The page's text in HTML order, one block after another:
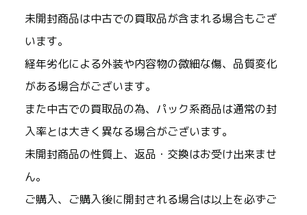
未開封商品は中古での買取品が含まれる場合もござ
います。
経年劣化による外装や内容物の微細な傷、品質変化
がある場合がございます。
また中古での買取品の為、パック系商品は通常の封
入率とは大きく異なる場合がございます。
未開封商品の性質上、返品・交換はお受け出来ませ
ん。
ご購入、ご購入後に開封される場合は以上を必ずご